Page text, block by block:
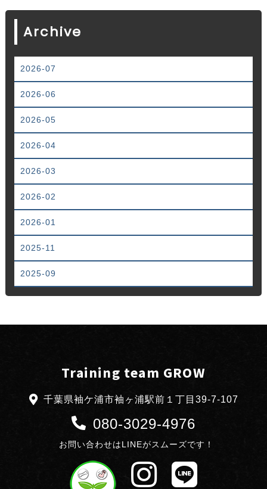
Archive
2026-07
2026-06
2026-05
2026-04
2026-03
2026-02
2026-01
2025-11
2025-09
Training team GROW
千葉県袖ケ浦市袖ヶ浦駅前１丁目39-7-107
080-3029-4976
お問い合わせはLINEがスムーズです！